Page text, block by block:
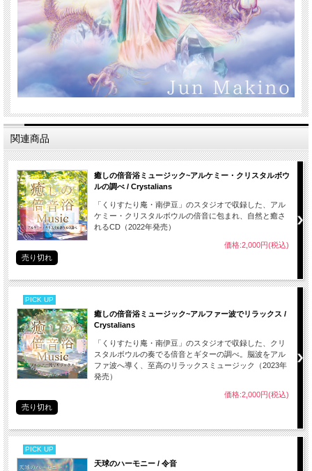
関連商品
癒しの倍音浴ミュージック~アルケミー・クリスタルボウ
ルの調べ / Crystalians
「くりすたり庵・南伊豆」のスタジオで収録した、アル
ケミー・クリスタルボウルの倍音に包まれ、自然と癒さ
れるCD（2022年発売）
価格:2,000円(税込)
売り切れ
PICK UP
癒しの倍音浴ミュージック~アルファー波でリラックス /
Crystalians
「くりすたり庵・南伊豆」のスタジオで収録した、クリ
スタルボウルの奏でる倍音とギターの調べ。脳波をアル
ファ波へ導く、至高のリラックスミュージック（2023年
発売）
価格:2,000円(税込)
売り切れ
PICK UP
天球のハーモニー / 令音